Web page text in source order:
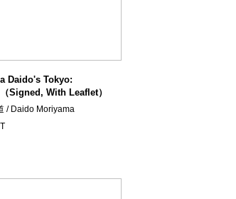
Daido's Tokyo:
Signed, With Leaflet）
/ Daido Moriyama